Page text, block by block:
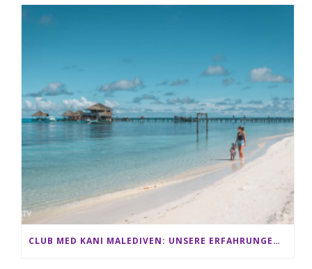
CLUB MED KANI MALEDIVEN: UNSERE ERFAHRUNGEN IM ALL-INCLUSIVE PARADIES